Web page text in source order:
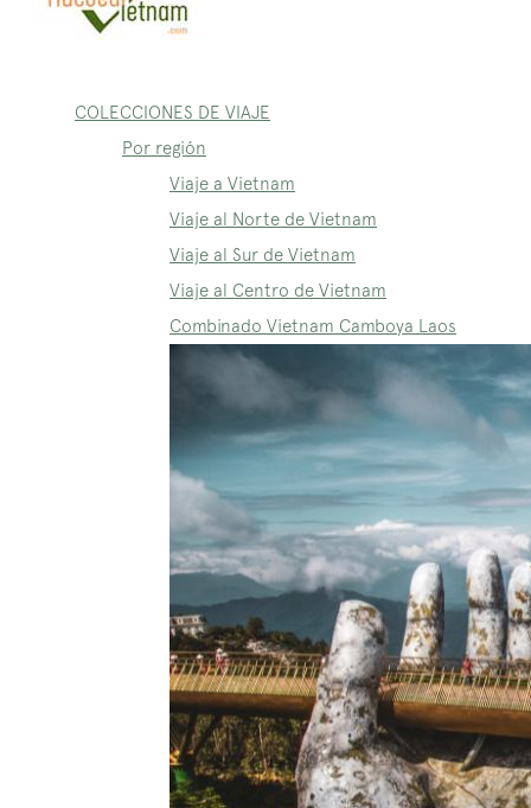
COLECCIONES DE VIAJE
Por región
Viaje a Vietnam
Viaje al Norte de Vietnam
Viaje al Sur de Vietnam
Viaje al Centro de Vietnam
Combinado Vietnam Camboya Laos